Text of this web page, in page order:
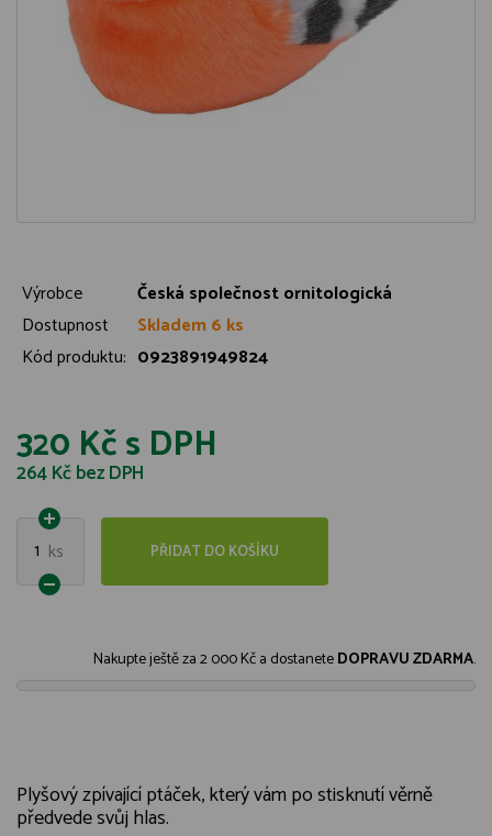
Výrobce
Česká společnost ornitologická
Dostupnost
Skladem 6 ks
Kód produktu: 0923891949824
320 Kčs DPH
264 Kčbez DPH
1 ks PŘIDAT DO KOŠÍKU
Nakupte ještě za2 000 Kča dostaneteDOPRAVU ZDARMA.
Plyšový zpívající ptáček, který vám po stisknutí věrně
předvede svůj hlas.